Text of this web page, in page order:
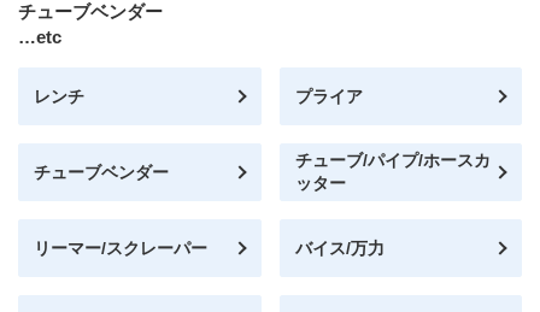
チューブベンダー
…etc
レンチ プライア
チューブベンダー
チューブ/パイプ/ホースカ
ッター
リーマー/スクレーパー バイス/万力